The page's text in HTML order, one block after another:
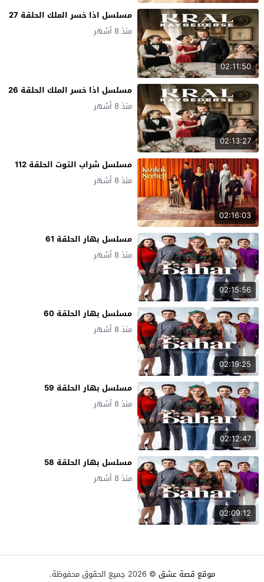
02:11:50
مسلسل اذا خسر الملك الحلقة 27
منذ 8 أشهر
02:13:27
مسلسل اذا خسر الملك الحلقة 26
منذ 8 أشهر
02:16:03
مسلسل شراب التوت الحلقة 112
منذ 8 أشهر
02:15:56
مسلسل بهار الحلقة 61
منذ 8 أشهر
02:19:25
مسلسل بهار الحلقة 60
منذ 8 أشهر
02:12:47
مسلسل بهار الحلقة 59
منذ 8 أشهر
02:09:12
مسلسل بهار الحلقة 58
منذ 8 أشهر
موقع قصة عشق © 2026 جميع الحقوق محفوظة.